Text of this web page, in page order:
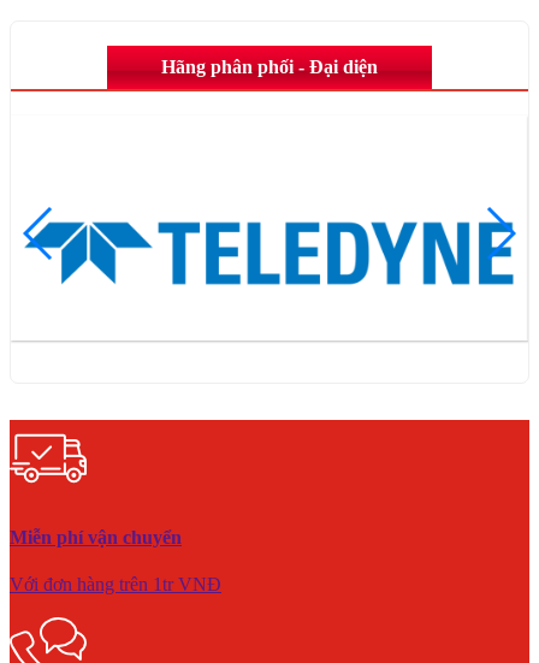
Hãng phân phối - Đại diện
Miễn phí vận chuyển
Với đơn hàng trên 1tr VNĐ